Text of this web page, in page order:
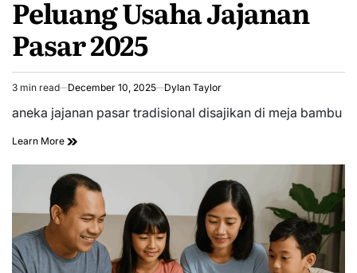
Peluang Usaha Jajanan
Pasar 2025
Estimated
read
time
3 min read December 10, 2025 Dylan Taylor
aneka jajanan pasar tradisional disajikan di meja bambu
Learn More